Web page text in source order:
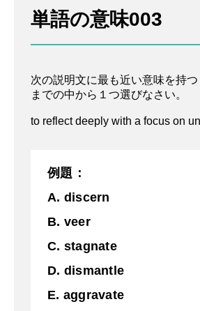
り、誰かにそうさせたりする
A. 熟考する
B. 歪ませる
C.撤退
E. 減少する
単語の意味003
次の説明文に最も近い意味を持
までの中から１つ選びなさい。
to reflect deeply with a focus on
例題：
A. discern
B. veer
C. stagnate
D. dismantle
E. aggravate